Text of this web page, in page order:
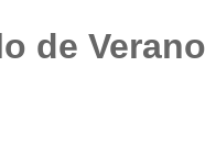
de Verano